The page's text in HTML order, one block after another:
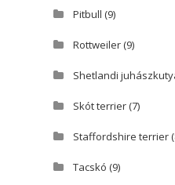
Pitbull (9)
Rottweiler(9)
Shetlandi
Skót terrier(7)
Staffordshire terrier
Tacskó (9)